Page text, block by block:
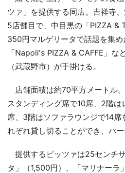
ツァ」を提供する同店。吉祥寺
5店舗目で、中目黒の「PIZZA &
350円マルゲリータで話題を集
「Napoli's PIZZA & CAFFE」な
（武蔵野市）が手掛ける。
店舗面積は約70平方メートル
スタンディング席で10席、2階は
席、3階はソファラウンジで14
れぞれ貸し切ることができ、パー
提供するピッツァは25センチ
タ」（1,500円）、「マリナーラ